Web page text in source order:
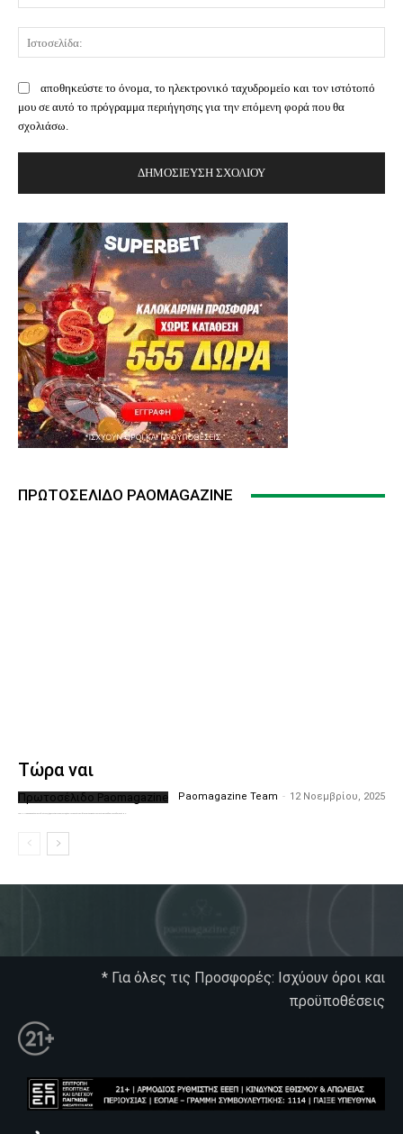
αποθηκεύστε το όνομα, το ηλεκτρονικό ταχυδρομείο και τον ιστότοπό
μου σε αυτό το πρόγραμμα περιήγησης για την επόμενη φορά που θα
σχολιάσω.
ΠΡΩΤΟΣΈΛΙΔΟ PAOMAGAZINE
Τώρα ναι
Πρωτοσέλιδο Paomagazine Paomagazine Team - 12 Νοεμβρίου, 2025
* Για όλες τις Προσφορές: Ισχύουν όροι και
προϋποθέσεις